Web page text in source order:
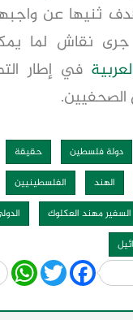
ثنيها عن
جرى نقاش لما
في إطار
الصحفيين.
دولة فلسطين حقيقة
الهند الفلسطينيين
السفير مهند العكلوك
WhatsApp
Twitter